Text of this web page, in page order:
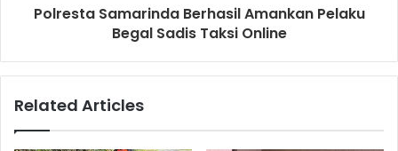
Polresta Samarinda Berhasil Amankan Pelaku
Begal Sadis Taksi Online
Related Articles